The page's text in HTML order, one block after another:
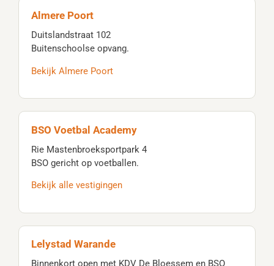
Almere Poort
Duitslandstraat 102
Buitenschoolse opvang.
Bekijk Almere Poort
BSO Voetbal Academy
Rie Mastenbroeksportpark 4
BSO gericht op voetballen.
Bekijk alle vestigingen
Lelystad Warande
Binnenkort open met KDV De Bloessem en BSO